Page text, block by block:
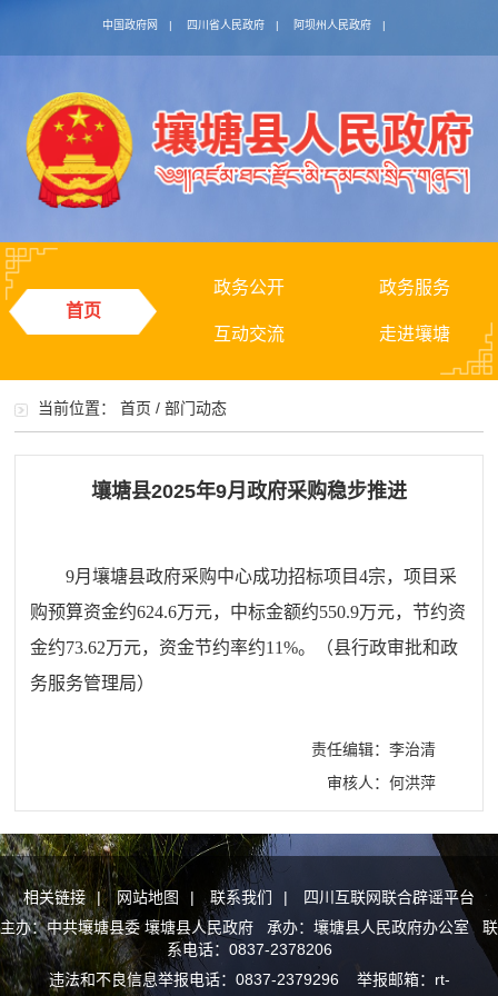
中国政府网 | 四川省人民政府 | 阿坝州人民政府 |
首页
政务公开 政务服务
互动交流 走进壤塘
当前位置：首页 /部门动态
壤塘县2025年9月政府采购稳步推进
9月壤塘县政府采购中心成功招标项目4宗，项目采
购预算资金约624.6万元，中标金额约550.9万元，节约资
金约73.62万元，资金节约率约11%。（县行政审批和政
务服务管理局）
责任编辑：李治清
审核人：何洪萍
相关链接 | 网站地图 | 联系我们 |
四川互联网联合辟谣平台
主办：中共壤塘县委 壤塘县人民政府 承办：壤塘县人民政府办公室 联
系电话：0837-2378206
违法和不良信息举报电话：0837-2379296 举报邮箱：rt-